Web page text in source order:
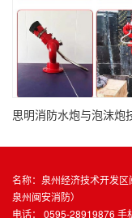
名称：泉州经济技术开发区
泉州闽安消防）
电话： 0595-28919876 手